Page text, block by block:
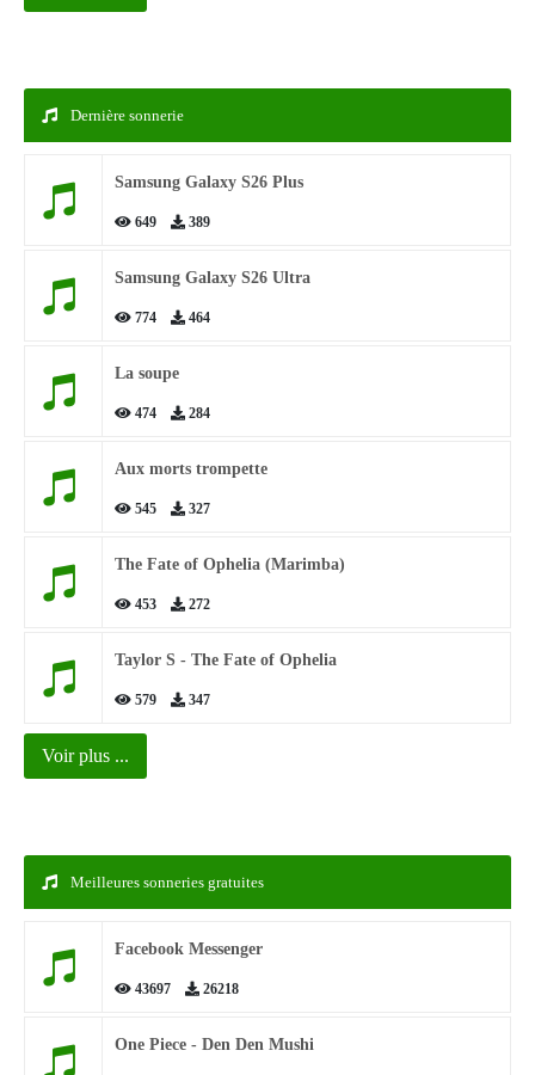
Dernière sonnerie
Samsung Galaxy S26 Plus
649 389
Samsung Galaxy S26 Ultra
774 464
La soupe
474 284
Aux morts trompette
545 327
The Fate of Ophelia (Marimba)
453 272
Taylor S - The Fate of Ophelia
579 347
Voir plus ...
Meilleures sonneries gratuites
Facebook Messenger
43697 26218
One Piece - Den Den Mushi